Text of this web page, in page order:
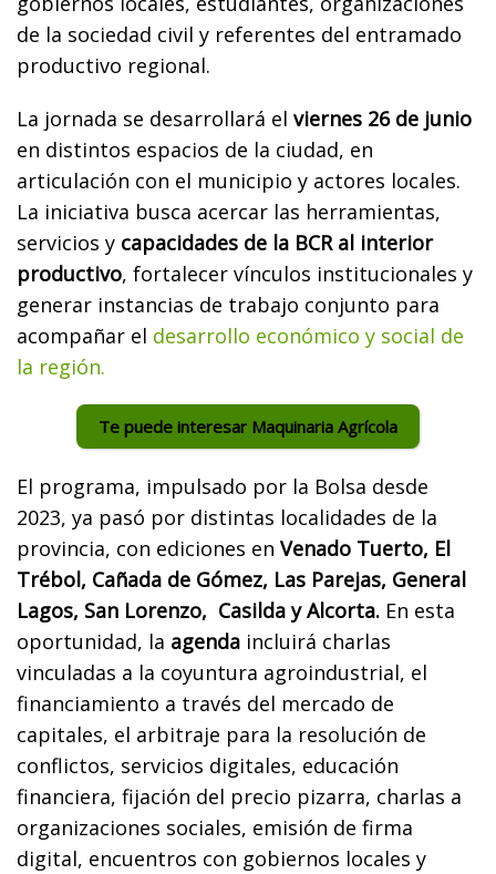
de la sociedad civil y referentes del entramado
productivo regional.
La jornada se desarrollará el viernes 26 de junio
en distintos espacios de la ciudad, en
articulación con el municipio y actores locales.
La iniciativa busca acercar las herramientas,
servicios y capacidades de la BCR al interior
productivo, fortalecer vínculos institucionales y
generar instancias de trabajo conjunto para
acompañar el desarrollo económico y social de
la región.
Te puede interesar Maquinaria Agrícola
El programa, impulsado por la Bolsa desde
2023, ya pasó por distintas localidades de la
provincia, con ediciones en Venado Tuerto, El
Trébol, Cañada de Gómez, Las Parejas, General
Lagos, San Lorenzo, Casilda y Alcorta. En esta
oportunidad, la agenda incluirá charlas
vinculadas a la coyuntura agroindustrial, el
financiamiento a través del mercado de
capitales, el arbitraje para la resolución de
conflictos, servicios digitales, educación
financiera, fijación del precio pizarra, charlas a
organizaciones sociales, emisión de firma
digital, encuentros con gobiernos locales y